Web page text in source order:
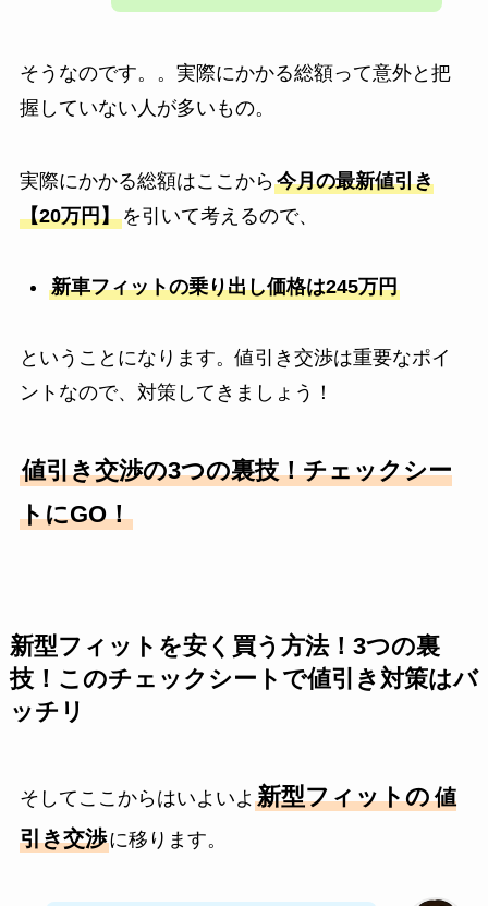
そうなのです。。実際にかかる総額って意外と把
握していない人が多いもの。
実際にかかる総額はここから今月の最新値引き
【20万円】を引いて考えるので、
新車フィットの乗り出し価格は245万円
ということになります。値引き交渉は重要なポイ
ントなので、対策してきましょう！
値引き交渉の3つの裏技！チェックシー
トにGO！
新型フィットを安く買う方法！3つの裏
技！このチェックシートで値引き対策はバ
ッチリ
そしてここからはいよいよ 新型フィットの値
引き交渉に移ります。